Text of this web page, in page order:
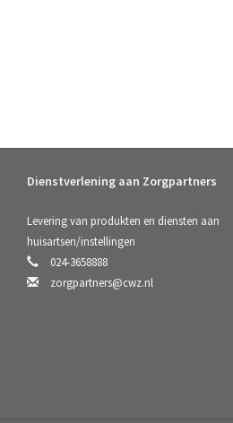
Dienstverlening aan Zorgpartners
Levering van produkten en diensten aan
huisartsen/instellingen
024-3658888
zorgpartners@cwz.nl